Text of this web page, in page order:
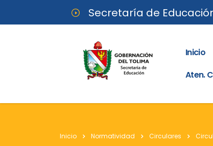
Secretaría de
Inicio
Aten.
Inicio Normatividad Circulares